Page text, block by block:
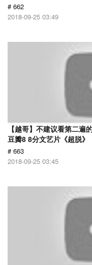
# 662
2018-09-25 03:49
【越哥】不建议看第二遍
豆瓣8 8分文艺片《超脱》
# 663
2018-09-25 03:45